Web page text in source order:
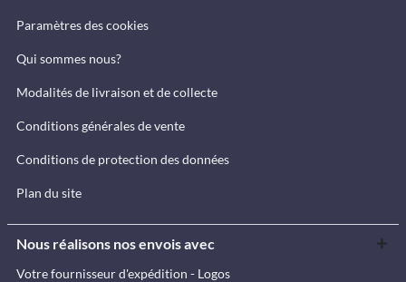
Paramètres des cookies
Qui sommes nous?
Modalités de livraison et de collecte
Conditions générales de vente
Conditions de protection des données
Plan du site
Nous réalisons nos envois avec
Votre fournisseur d'expédition - Logos